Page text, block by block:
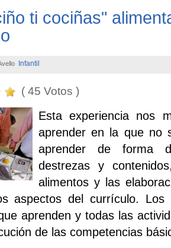
ti cociñas"
Infantil
( 45 Votos )
Esta experiencia nos
aprender en la que no
aprender de forma
destrezas y
alimentos y las
aspectos del currículo.
aprenden y todas las
de las competencias